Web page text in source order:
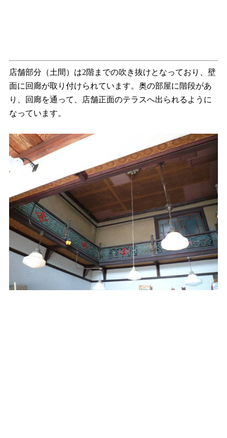
店舗部分（土間）は2階までの吹き抜けとなっており、壁
面に回廊が取り付けられています。奥の部屋に階段があ
り、回廊を通って、店舗正面のテラスへ出られるように
なっています。